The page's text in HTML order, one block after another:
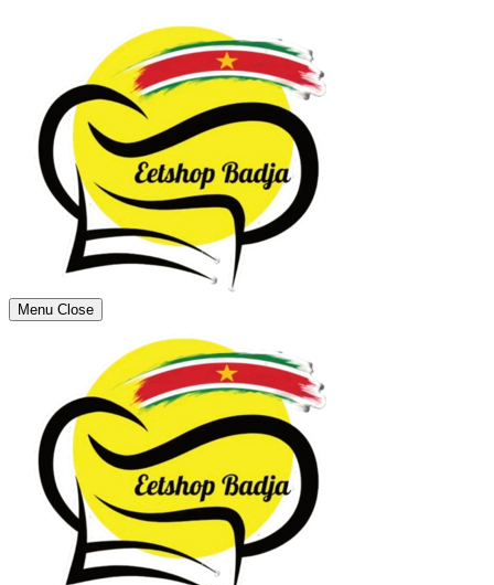
Menu Close